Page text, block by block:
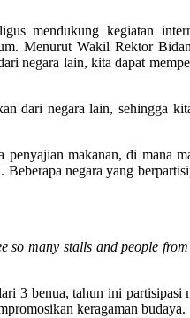
mendukung kegiatan
Menurut Wakil Rektor
negara lain, kita dapat
dari negara lain, sehingga
makanan, di mana
negara yang
so many stalls and people
3 benua, tahun ini partisipasi
keragaman budaya.